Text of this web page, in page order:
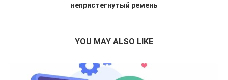
непристегнутый ремень
YOU MAY ALSO LIKE